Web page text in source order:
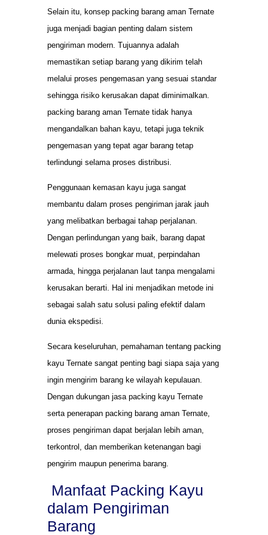
Selain itu, konsep packing barang aman Ternate
juga menjadi bagian penting dalam sistem
pengiriman modern. Tujuannya adalah
memastikan setiap barang yang dikirim telah
melalui proses pengemasan yang sesuai standar
sehingga risiko kerusakan dapat diminimalkan.
packing barang aman Ternate tidak hanya
mengandalkan bahan kayu, tetapi juga teknik
pengemasan yang tepat agar barang tetap
terlindungi selama proses distribusi.
Penggunaan kemasan kayu juga sangat
membantu dalam proses pengiriman jarak jauh
yang melibatkan berbagai tahap perjalanan.
Dengan perlindungan yang baik, barang dapat
melewati proses bongkar muat, perpindahan
armada, hingga perjalanan laut tanpa mengalami
kerusakan berarti. Hal ini menjadikan metode ini
sebagai salah satu solusi paling efektif dalam
dunia ekspedisi.
Secara keseluruhan, pemahaman tentang packing
kayu Ternate sangat penting bagi siapa saja yang
ingin mengirim barang ke wilayah kepulauan.
Dengan dukungan jasa packing kayu Ternate
serta penerapan packing barang aman Ternate,
proses pengiriman dapat berjalan lebih aman,
terkontrol, dan memberikan ketenangan bagi
pengirim maupun penerima barang.
Manfaat Packing Kayu
dalam Pengiriman
Barang